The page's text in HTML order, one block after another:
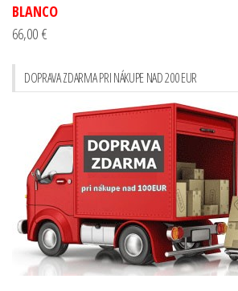
BLANCO
66,00 €
DOPRAVA ZDARMA PRI NÁKUPE NAD 200 EUR